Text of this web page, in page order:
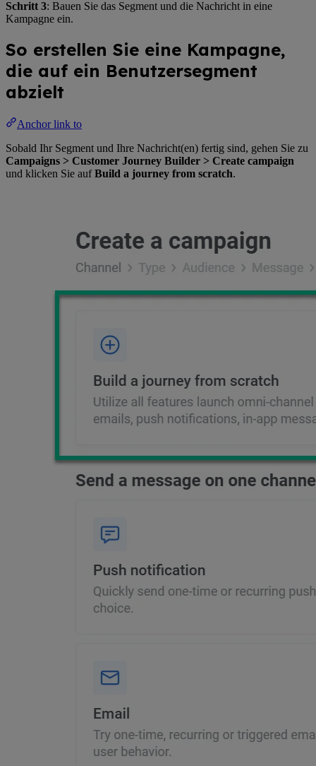
Schritt 3: Bauen Sie das Segment und die Nachricht in eine
Kampagne ein.
So erstellen Sie eine Kampagne,
die auf ein Benutzersegment
abzielt
Anchor link to
Sobald Ihr Segment und Ihre Nachricht(en) fertig sind, gehen Sie zu
Campaigns > Customer Journey Builder > Create campaign
und klicken Sie aufBuild a journey from scratch.